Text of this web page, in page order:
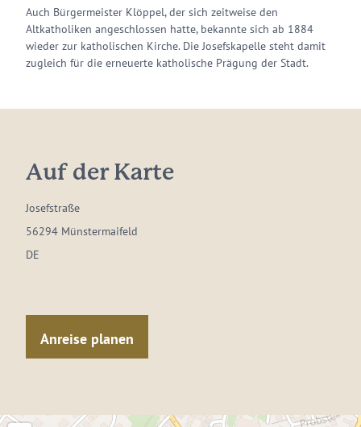
Auch Bürgermeister Klöppel, der sich zeitweise den
Altkatholiken angeschlossen hatte, bekannte sich ab 1884
wieder zur katholischen Kirche. Die Josefskapelle steht damit
zugleich für die erneuerte katholische Prägung der Stadt.
Auf der Karte
Josefstraße
56294 Münstermaifeld
DE
Anreise planen